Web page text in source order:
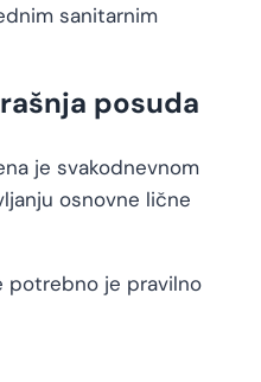
sanitarnim
posuda
je svakodnevnom
osnovne lične
potrebno je pravilno